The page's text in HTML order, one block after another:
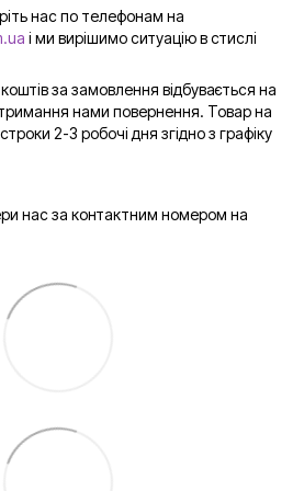
нас по телефонам на
і ми вирішимо ситуацію в стислі
за замовлення відбувається на
нами повернення. Товар на
2-3 робочі дня згідно з графіку
нас за контактним номером на